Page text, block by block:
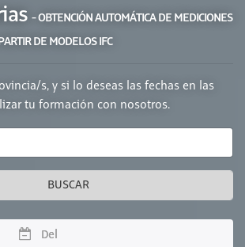
- OBTENCIÓN AUTOMÁTICA DE MEDICIONES
DE MODELOS IFC
s, y si lo deseas las fechas en las
tu formación con nosotros.
BUSCAR
Del